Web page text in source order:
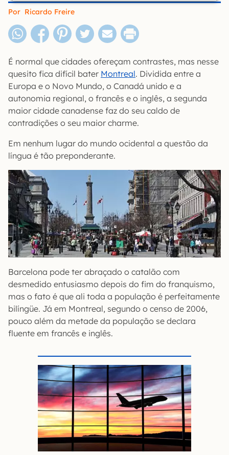
Por Ricardo Freire
É normal que cidades ofereçam contrastes, mas nesse
quesito fica difícil bater Montreal. Dividida entre a
Europa e o Novo Mundo, o Canadá unido e a
autonomia regional, o francês e o inglês, a segunda
maior cidade canadense faz do seu caldo de
contradições o seu maior charme.
Em nenhum lugar do mundo ocidental a questão da
língua é tão preponderante.
Barcelona pode ter abraçado o catalão com
desmedido entusiasmo depois do fim do franquismo,
mas o fato é que ali toda a população é perfeitamente
bilíngüe. Já em Montreal, segundo o censo de 2006,
pouco além da metade da população se declara
fluente em francês e inglês.